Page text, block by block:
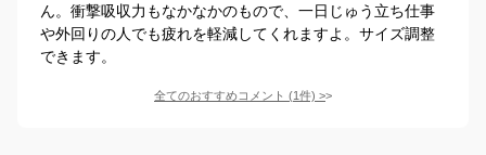
ん。衝撃吸収力もなかなかのもので、一日じゅう立ち仕事
や外回りの人でも疲れを軽減してくれますよ。サイズ調整
できます。
全てのおすすめコメント (1件) >